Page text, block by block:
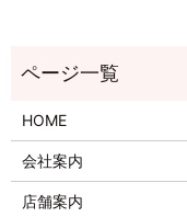
HOME
会社案内
店舗案内